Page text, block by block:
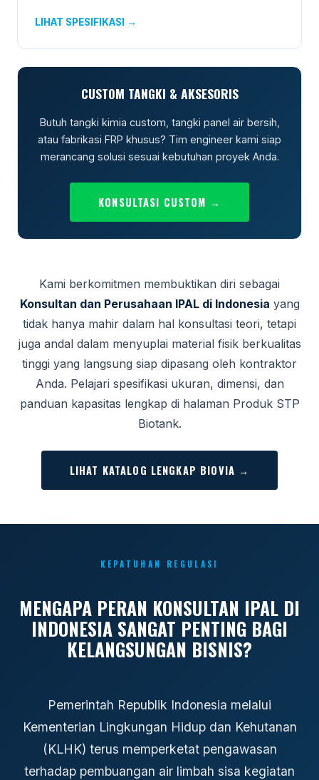
LIHAT SPESIFIKASI →
CUSTOM TANGKI & AKSESORIS
Butuh tangki kimia custom, tangki panel air bersih,
atau fabrikasi FRP khusus? Tim engineer kami siap
merancang solusi sesuai kebutuhan proyek Anda.
KONSULTASI CUSTOM →
Kami berkomitmen membuktikan diri sebagai
Konsultan dan Perusahaan IPAL di Indonesia yang
tidak hanya mahir dalam hal konsultasi teori, tetapi
juga andal dalam menyuplai material fisik berkualitas
tinggi yang langsung siap dipasang oleh kontraktor
Anda. Pelajari spesifikasi ukuran, dimensi, dan
panduan kapasitas lengkap di halaman Produk STP
Biotank.
LIHAT KATALOG LENGKAP BIOVIA →
KEPATUHAN REGULASI
MENGAPA PERAN KONSULTAN IPAL DI
INDONESIA SANGAT PENTING BAGI
KELANGSUNGAN BISNIS?
Pemerintah Republik Indonesia melalui
Kementerian Lingkungan Hidup dan Kehutanan
(KLHK) terus memperketat pengawasan
terhadap pembuangan air limbah sisa kegiatan